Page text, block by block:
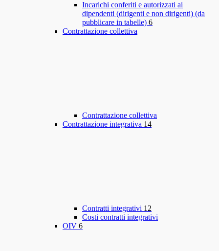
Incarichi conferiti e autorizzati ai
dipendenti (dirigenti e non dirigenti) (da
pubblicare in tabelle) 6
Contrattazione collettiva
Contrattazione collettiva
Contrattazione integrativa 14
Contratti integrativi 12
Costi contratti integrativi
OIV 6